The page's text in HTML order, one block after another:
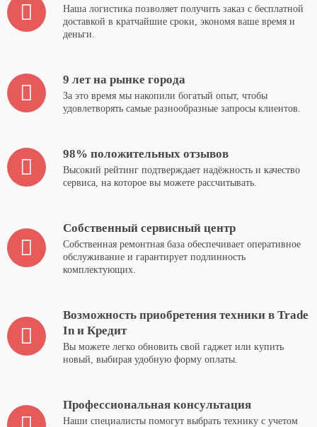
Наша логистика позволяет получить заказ с бесплатной
доставкой в кратчайшие сроки, экономя ваше время и
деньги.
9 лет на рынке города
За это время мы накопили богатый опыт, чтобы
удовлетворять самые разнообразные запросы клиентов.
98% положительных отзывов
Высокий рейтинг подтверждает надёжность и качество
сервиса, на которое вы можете рассчитывать.
Собственный сервисный центр
Собственная ремонтная база обеспечивает оперативное
обслуживание и гарантирует подлинность
комплектующих.
Возможность приобретения техники в Trade
In и Кредит
Вы можете легко обновить свой гаджет или купить
новый, выбирая удобную форму оплаты.
Профессиональная консультация
Наши специалисты помогут выбрать технику с учетом